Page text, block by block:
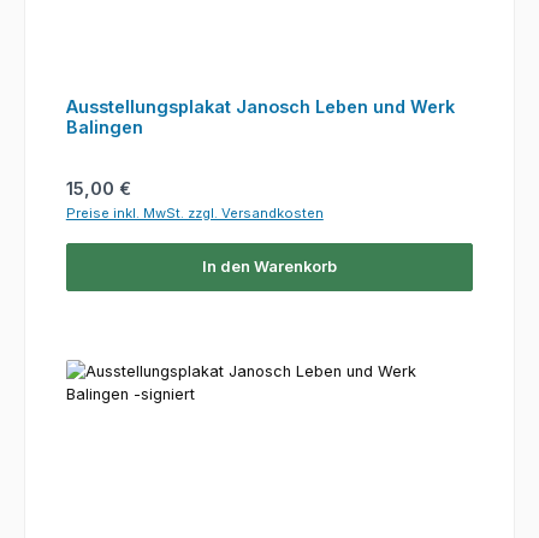
Ausstellungsplakat Janosch Leben und Werk
Balingen
Regulärer Preis:
15,00 €
Preise inkl. MwSt. zzgl. Versandkosten
In den Warenkorb